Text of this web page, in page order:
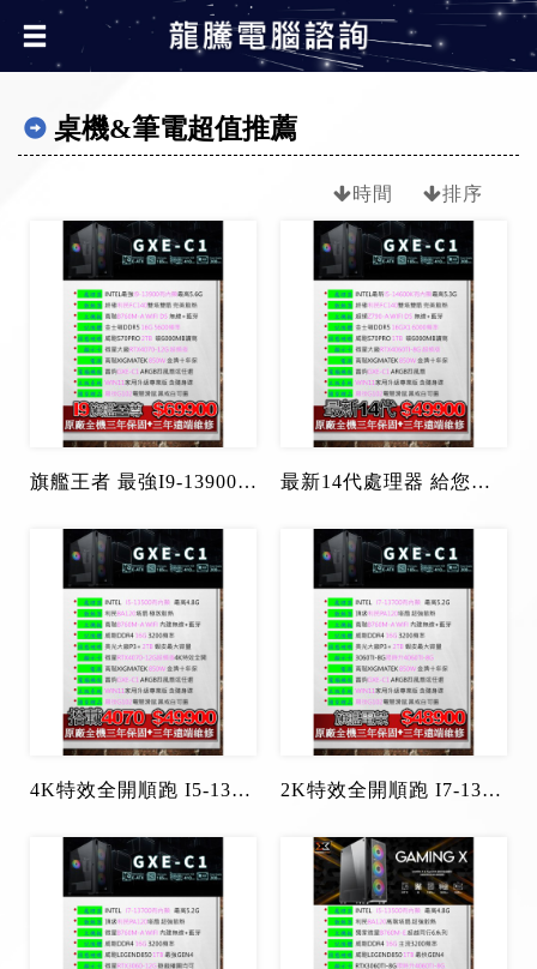
桌機&筆電超值推薦
時間 排序
旗艦王者 最強I9-13900處理器 搭載RTX4070顯示卡 沒有遊戲跑不動 最新14代處理器 給您最流暢的體驗 I5-14600K+4060Ti-8G
4K特效全開順跑 I5-13500+RTX4070-12G 2K特效全開順跑 I7-13700+RTX4060Ti-8G